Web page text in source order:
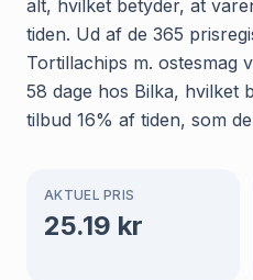
alt, hvilket betyder, at
tiden. Ud af de 365
Tortillachips m. ostesmag
58 dage hos Bilka, hvilket
tilbud 16% af tiden, som
AKTUEL PRIS
25.19 kr